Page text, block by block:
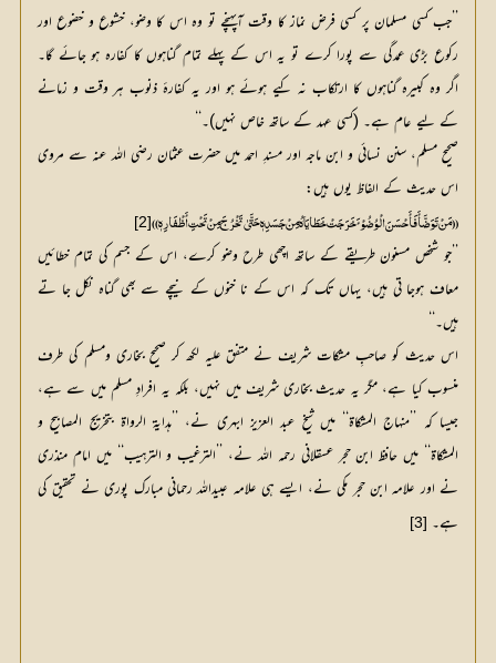
’’جب کسی مسلمان پر کسی فرض نماز کا وقت آپہنچے تو وہ اس کا وضو، خشوع و خضوع اور
رکوع بڑی عمدگی سے پورا کرے تو یہ اس کے پہلے تمام گناہوں کا کفارہ ہو جائے گا۔
اگر وہ کبیرہ گناہوں کا ارتکاب نہ کیے ہوئے ہو اور یہ کفارۂ ذنوب ہر وقت و زمانے
کے لیے عام ہے۔ (کسی عہد کے ساتھ خاص نہیں)۔‘‘
صحیح مسلم، سنن نسائی و ابن ماجہ اور مسندِ احمد میں حضرت عثمان رضی اللہ عنہ سے مروی
اس حدیث کے الفاظ یوں ہیں:
(( مَنْ تَوَضَّأَ فَأَحْسَنَ الْوُضُوْئَ خَرَجَتْ خَطَایَاہُ مِنْ جَسَدِہٖ حَتَّیٰ تَخْرُجَ مِنْ تَحْتِ أَظْفَارِہٖ ))[2]
’’جو شخص مسنون طریقے کے ساتھ اچھی طرح وضو کرے، اس کے جسم کی تمام خطائیں
معاف ہوجا تی ہیں، یہاں تک کہ اس کے نا خنوں کے نیچے سے بھی گناہ نکل جا تے
ہیں۔‘‘
اس حدیث کو صاحبِ مشکات شریف نے متفق علیہ لکھ کر صحیح بخاری ومسلم کی طرف
منسوب کیا ہے، مگر یہ حدیث بخاری شریف میں نہیں، بلکہ یہ افرادِ مسلم میں سے ہے،
جیسا کہ ’’منہاج المشکاۃ‘‘ میں شیخ عبد العزیز ابہری نے، ’’ہدایۃ الرواۃ بتخریج المصابیح و
المشکاۃ‘‘ میں حافظ ابن حجر عسقلانی رحمہ اللہ نے، ’’الترغیب و الترہیب‘‘ میں امام منذری
نے اور علامہ ابن حجر مکی نے، ایسے ہی علامہ عبیداللہ رحمانی مبارک پوری نے تحقیق کی
ہے۔ [3]